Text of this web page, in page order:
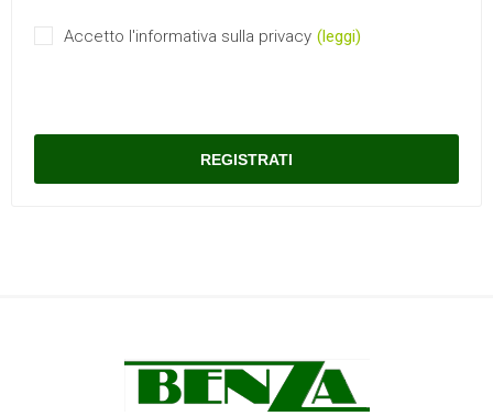
Accetto l'informativa sulla privacy (leggi)